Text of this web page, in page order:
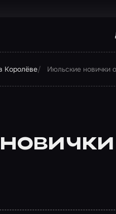
Королёве Июльские новички